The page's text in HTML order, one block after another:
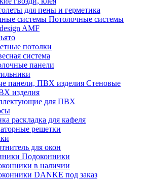
для пены и герметика
Потолочные системы
AMF
потолки
система
панели
Стеновые
изделия
для ПВХ
раскладка для кафеля
решетки
для окон
Подоконники
в наличии
DANKE под заказ